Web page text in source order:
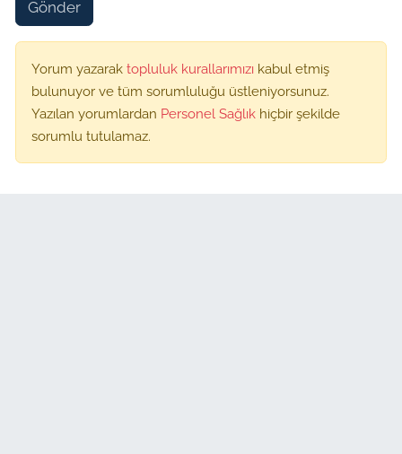
Gönder
Yorum yazarak topluluk kurallarımızı kabul etmiş
bulunuyor ve tüm sorumluluğu üstleniyorsunuz.
Yazılan yorumlardan Personel Sağlık hiçbir şekilde
sorumlu tutulamaz.